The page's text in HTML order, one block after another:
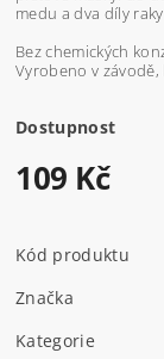
medu a dva díly
Bez chemických
Vyrobeno v závodě,
Dostupnost
109 Kč
Kód produktu
Značka
Kategorie